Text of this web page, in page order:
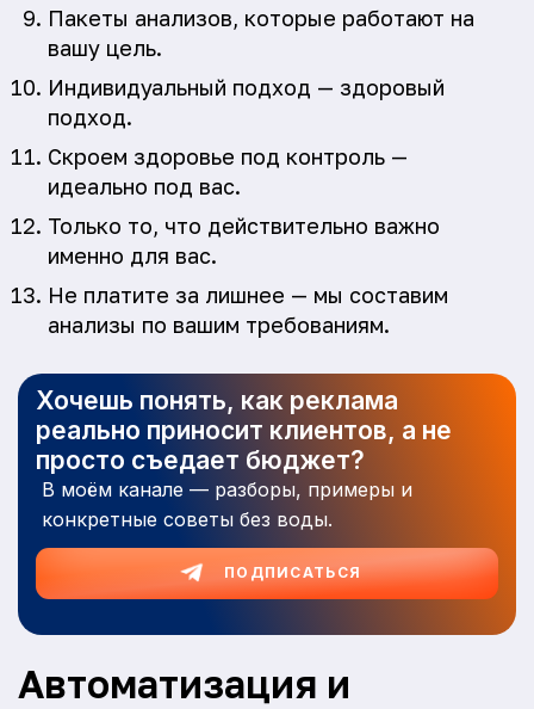
Пакеты анализов, которые работают на
вашу цель.
Индивидуальный подход — здоровый
подход.
Скроем здоровье под контроль —
идеально под вас.
Только то, что действительно важно
именно для вас.
Не платите за лишнее — мы составим
анализы по вашим требованиям.
Хочешь понять, как реклама
реально приносит клиентов, а не
просто съедает бюджет?
В моём канале — разборы, примеры и
конкретные советы без воды.
ПОДПИСАТЬСЯ
Автоматизация и